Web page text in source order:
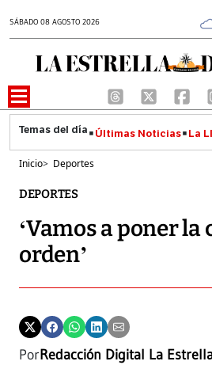
SÁBADO 08 AGOSTO 2026
Últimas Noticias La
Inicio> Deportes
DEPORTES
‘Vamos a poner la
orden’
PorRedacción Digital La